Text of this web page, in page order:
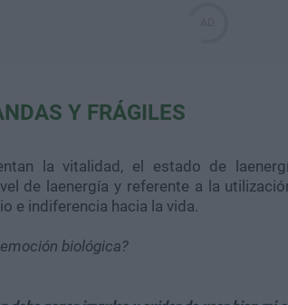
Y FRÁGILES
la vitalidad, el estado de
de laenergía y referente a la
e indiferencia hacia la vida.
biológica?